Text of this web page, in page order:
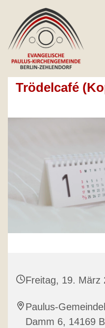
Trödelcafé
Freitag, 19. März
Paulus-
Damm 6, 14169